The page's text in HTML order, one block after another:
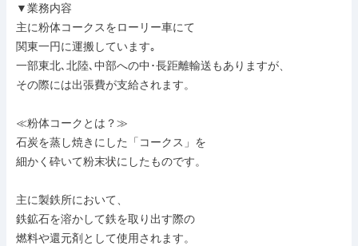
▼業務内容
主に粉体コークスをローリー車にて
関東一円に運搬しています｡
一部東北､北陸､中部への中･長距離輸送もありますが、
その際には出張費が支給されます。
≪粉体コークとは？≫
石炭を蒸し焼きにした「コークス」を
細かく砕いて粉末状にしたものです。
主に製鉄所において、
鉄鉱石を溶かして鉄を取り出す際の
燃料や還元剤として使用されます。